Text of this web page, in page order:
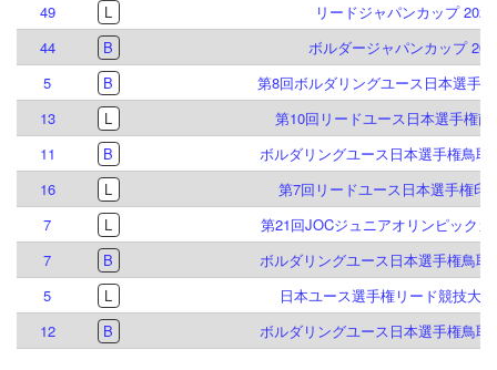
49
L
リードジャパンカップ 2023
44
B
ボルダージャパンカップ
5
B
第8回ボルダリングユース日本選手
13
L
第10回リードユース日本選手権南
11
B
ボルダリングユース日本選手権鳥取
16
L
第7回リードユース日本選手権印
7
L
第21回JOCジュニアオリンピックカ
7
B
ボルダリングユース日本選手権鳥取
5
L
日本ユース選手権リード競技大
12
B ボルダリングユース日本選手権鳥取